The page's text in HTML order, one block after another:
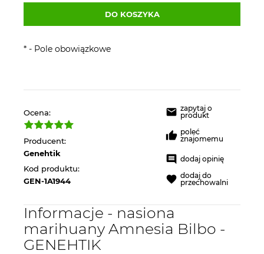
DO KOSZYKA
* - Pole obowiązkowe
Ocena:
Producent:
Genehtik
Kod produktu:
GEN-1A1944
zapytaj o
produkt
poleć
znajomemu
dodaj opinię
dodaj do
przechowalni
Informacje - nasiona
marihuany Amnesia Bilbo -
GENEHTIK